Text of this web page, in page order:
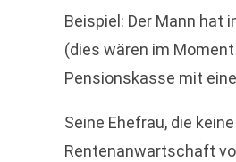
Beispiel: Der Mann hat
(dies wären im
Pensionskasse mit
Seine Ehefrau, die
Rentenanwartschaft